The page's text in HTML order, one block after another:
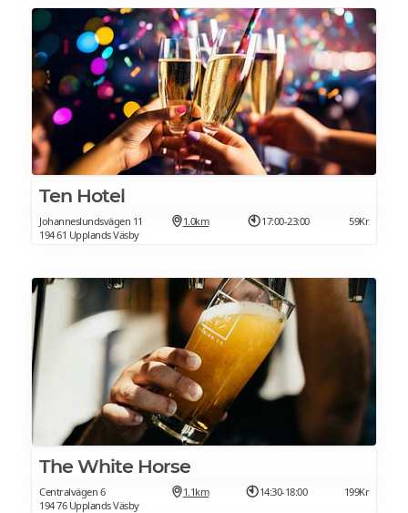
Ten Hotel
Johanneslundsvägen 11
194 61 Upplands Väsby
1.0km 17:00-23:00 59Kr
The White Horse
Centralvägen 6
194 76 Upplands Väsby
1.1km 14:30-18:00 199Kr